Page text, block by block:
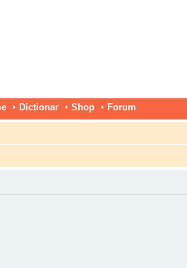
Dictionar Shop Forum